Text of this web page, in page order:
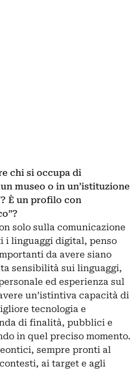
chi si occupa di
museo o in un’istituzione
? È un profilo con
solo sulla comunicazione
i linguaggi digital, penso
da avere siano
sensibilità sui linguaggi,
ed esperienza sul
un’istintiva capacità di
tecnologia e
di finalità, pubblici e
in quel preciso momento.
sempre pronti al
ai target e agli